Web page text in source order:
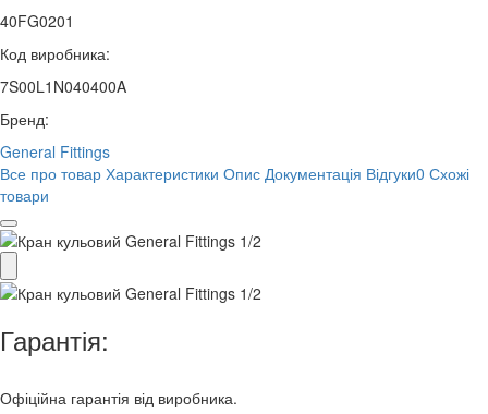
40FG0201
Код виробника:
7S00L1N040400A
Бренд:
General Fittings
Все про товар Характеристики Опис Документація Відгуки0 Схожі
товари
Гарантія:
Офіційна гарантія від виробника.